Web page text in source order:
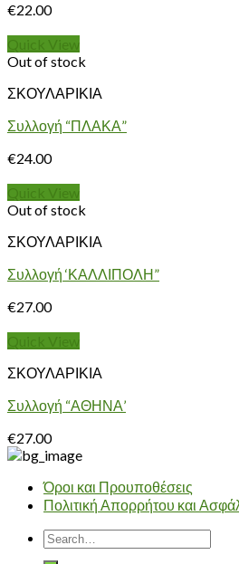
€22.00
Quick View
Out of stock
ΣΚΟΥΛΑΡΙΚΙΑ
Συλλογή “ΠΛΑΚΑ”
€24.00
Quick View
Out of stock
ΣΚΟΥΛΑΡΙΚΙΑ
Συλλογή ‘ΚΑΛΛΙΠΟΛΗ”
€27.00
Quick View
ΣΚΟΥΛΑΡΙΚΙΑ
Συλλογή “ΑΘΗΝΑ’
€27.00
Όροι και Προυποθέσεις
Πολιτική Απορρήτου και
Search
for: